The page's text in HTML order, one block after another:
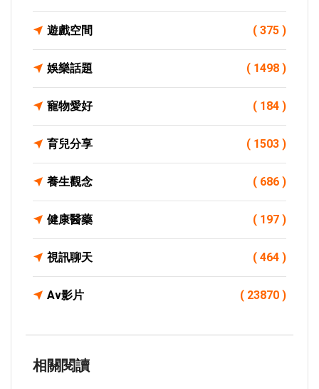
遊戲空間 ( 375 )
娛樂話題 ( 1498 )
寵物愛好 ( 184 )
育兒分享 ( 1503 )
養生觀念 ( 686 )
健康醫藥 ( 197 )
視訊聊天 ( 464 )
Av影片 ( 23870 )
相關閱讀